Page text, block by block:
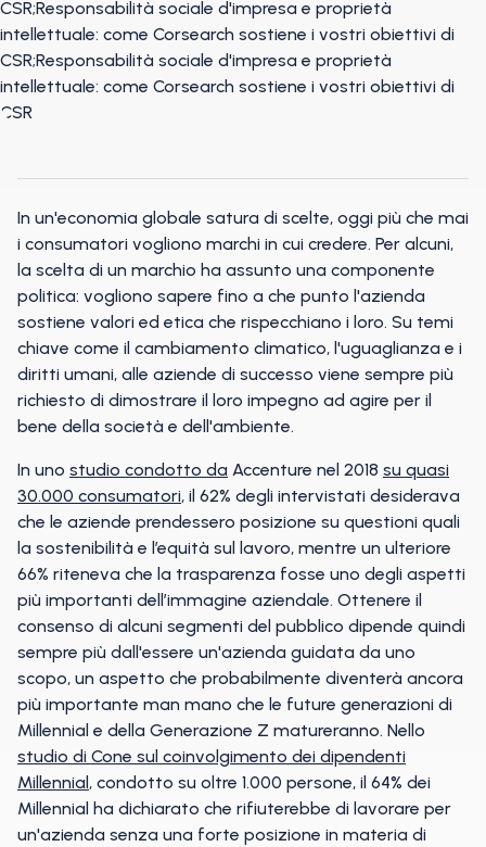
In un'economia globale satura di scelte, oggi più che mai
i consumatori vogliono marchi in cui credere. Per alcuni,
la scelta di un marchio ha assunto una componente
politica: vogliono sapere fino a che punto l'azienda
sostiene valori ed etica che rispecchiano i loro. Su temi
chiave come il cambiamento climatico, l'uguaglianza e i
diritti umani, alle aziende di successo viene sempre più
richiesto di dimostrare il loro impegno ad agire per il
bene della società e dell'ambiente.
In uno studio condotto da Accenture nel 2018 su quasi
30.000 consumatori, il 62% degli intervistati desiderava
che le aziende prendessero posizione su questioni quali
la sostenibilità e l’equità sul lavoro, mentre un ulteriore
66% riteneva che la trasparenza fosse uno degli aspetti
più importanti dell’immagine aziendale. Ottenere il
consenso di alcuni segmenti del pubblico dipende quindi
sempre più dall'essere un'azienda guidata da uno
scopo, un aspetto che probabilmente diventerà ancora
più importante man mano che le future generazioni di
Millennial e della Generazione Z matureranno. Nello
studio di Cone sul coinvolgimento dei dipendenti
Millennial, condotto su oltre 1.000 persone, il 64% dei
Millennial ha dichiarato che rifiuterebbe di lavorare per
un'azienda senza una forte posizione in materia di